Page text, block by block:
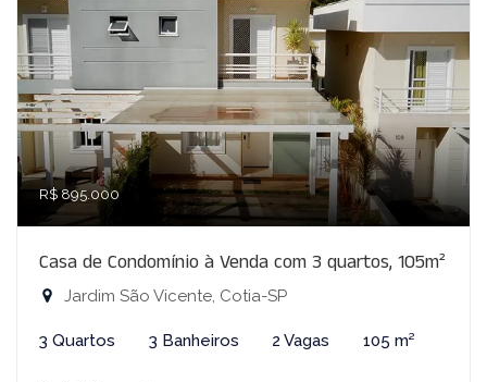
R$ 895.000
Casa de Condomínio à Venda com 3 quartos, 105m²
Jardim São Vicente, Cotia-SP
3 Quartos 3 Banheiros 2 Vagas 105 m²